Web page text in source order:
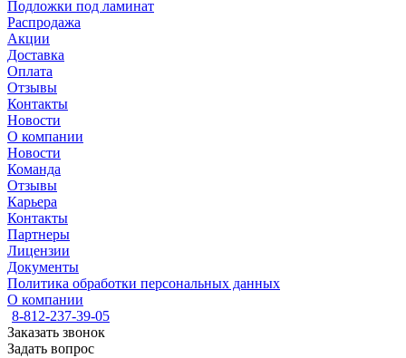
Подложки под ламинат
Распродажа
Акции
Доставка
Оплата
Отзывы
Контакты
Новости
О компании
Новости
Команда
Отзывы
Карьера
Контакты
Партнеры
Лицензии
Документы
Политика обработки персональных данных
О компании
8-812-237-39-05
Заказать звонок
Задать вопрос